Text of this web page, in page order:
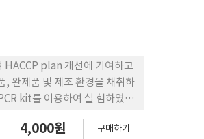
HACCP plan 개선에 기여하고
, 완제품 및 제조 환경을 채취하
kit를 이용하여 실 험하였다.
CFU/g로 저감화되어 CCP의
4,000원 구매하기